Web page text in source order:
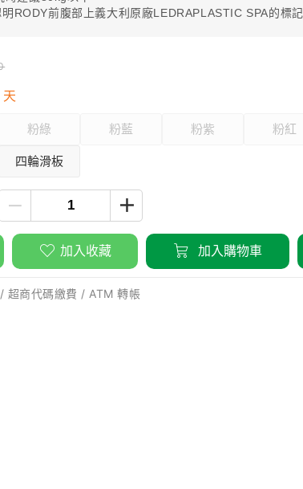
RODY前腹部上義大利原廠LEDRAPLASTIC SPA的標記
天
粉綠 粉藍 粉紫 粉紅
四輪滑板
加入收藏 加入購物車
超商代碼繳費 / ATM 轉帳